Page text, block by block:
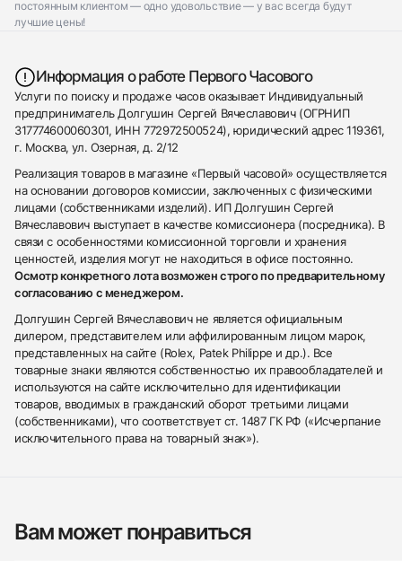
постоянным клиентом — одно удовольствие — у вас всегда будут
лучшие цены!
Информация о работе Первого Часового
Услуги по поиску и продаже часов оказывает Индивидуальный
предприниматель Долгушин Сергей Вячеславович (ОГРНИП
317774600060301, ИНН 772972500524), юридический адрес 119361,
г. Москва, ул. Озерная, д. 2/12
Реализация товаров в магазине «Первый часовой» осуществляется
на основании договоров комиссии, заключенных с физическими
лицами (собственниками изделий). ИП Долгушин Сергей
Вячеславович выступает в качестве комиссионера (посредника). В
связи с особенностями комиссионной торговли и хранения
ценностей, изделия могут не находиться в офисе постоянно.
Осмотр конкретного лота возможен строго по предварительному
согласованию с менеджером.
Долгушин Сергей Вячеславович не является официальным
дилером, представителем или аффилированным лицом марок,
представленных на сайте (Rolex, Patek Philippe и др.). Все
товарные знаки являются собственностью их правообладателей и
используются на сайте исключительно для идентификации
товаров, вводимых в гражданский оборот третьими лицами
(собственниками), что соответствует ст. 1487 ГК РФ («Исчерпание
исключительного права на товарный знак»).
Вам может понравиться